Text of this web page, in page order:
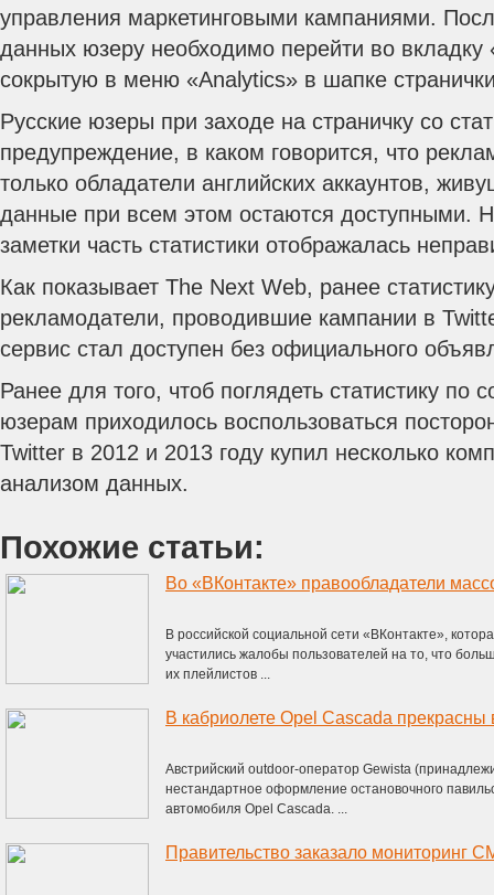
управления маркетинговыми кампаниями.
данных юзеру необходимо перейти во вкладку
сокрытую в меню «Analytics» в шапке
Русские юзеры при заходе на страничку со
предупреждение, в каком говорится, что
только обладатели английских аккаунтов,
данные при всем этом остаются доступными.
заметки часть статистики отображалась
Как показывает The Next Web, ранее
рекламодатели, проводившие кампании в
сервис стал доступен без официального
Ранее для того, чтоб поглядеть статистику по
юзерам приходилось воспользоваться
Twitter в 2012 и 2013 году купил несколько
анализом данных.
Похожие статьи:
Во «ВКонтакте» правообладатели
В российской социальной сети «ВКонтакте»,
участились жалобы пользователей на то, что
их плейлистов ...
В кабриолете Opel Cascada прекрасны
Австрийский outdoor-оператор Gewista
нестандартное оформление остановочного
автомобиля Opel Cascada. ...
Правительство заказало мониторинг